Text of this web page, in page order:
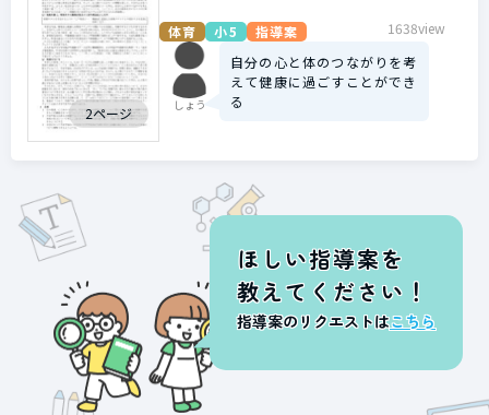
2ページ
体育 小5 指導案 1638view
しょう
自分の心と体のつながりを考
えて健康に過ごすことができ
る
ほしい指導案を
教えてください！
指導案のリクエストはこちら